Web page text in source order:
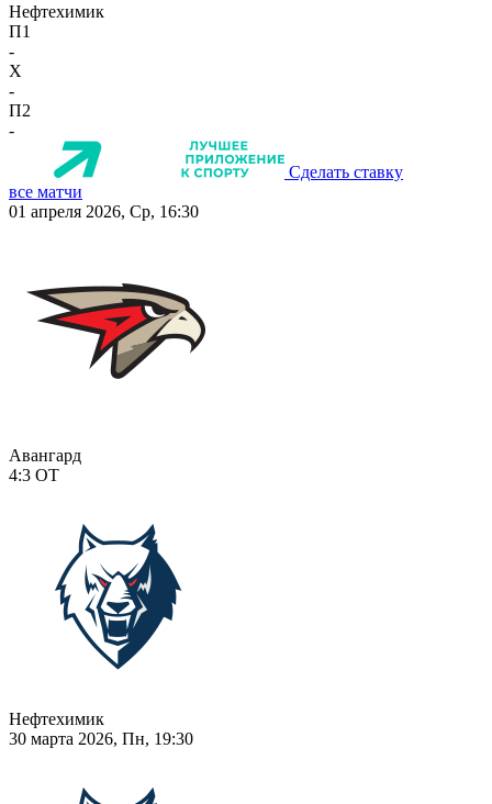
Нефтехимик
П1
-
X
-
П2
-
Сделать ставку
все матчи
01 апреля 2026, Ср, 16:30
Авангард
4:3 ОТ
Нефтехимик
30 марта 2026, Пн, 19:30